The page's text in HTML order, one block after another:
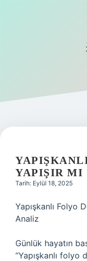
Gizlilik Politikası
Yasal Uyarı
YAPIŞIR MI
Tarih: Eylül 18, 2025
Yapışkanlı Folyo
Analiz
Günlük hayatın
“Yapışkanlı folyo